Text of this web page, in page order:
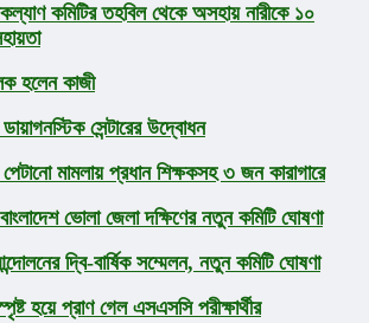
কমিটির তহবিল থেকে অসহায় নারীকে ১০
হলেন কাজী
সেন্টারের উদ্বোধন
মামলায় প্রধান শিক্ষকসহ ৩ জন কারাগারে
ভোলা জেলা দক্ষিণের নতুন কমিটি ঘোষণা
দ্বি-বার্ষিক সম্মেলন, নতুন কমিটি ঘোষণা
হয়ে প্রাণ গেল এসএসসি পরীক্ষার্থীর